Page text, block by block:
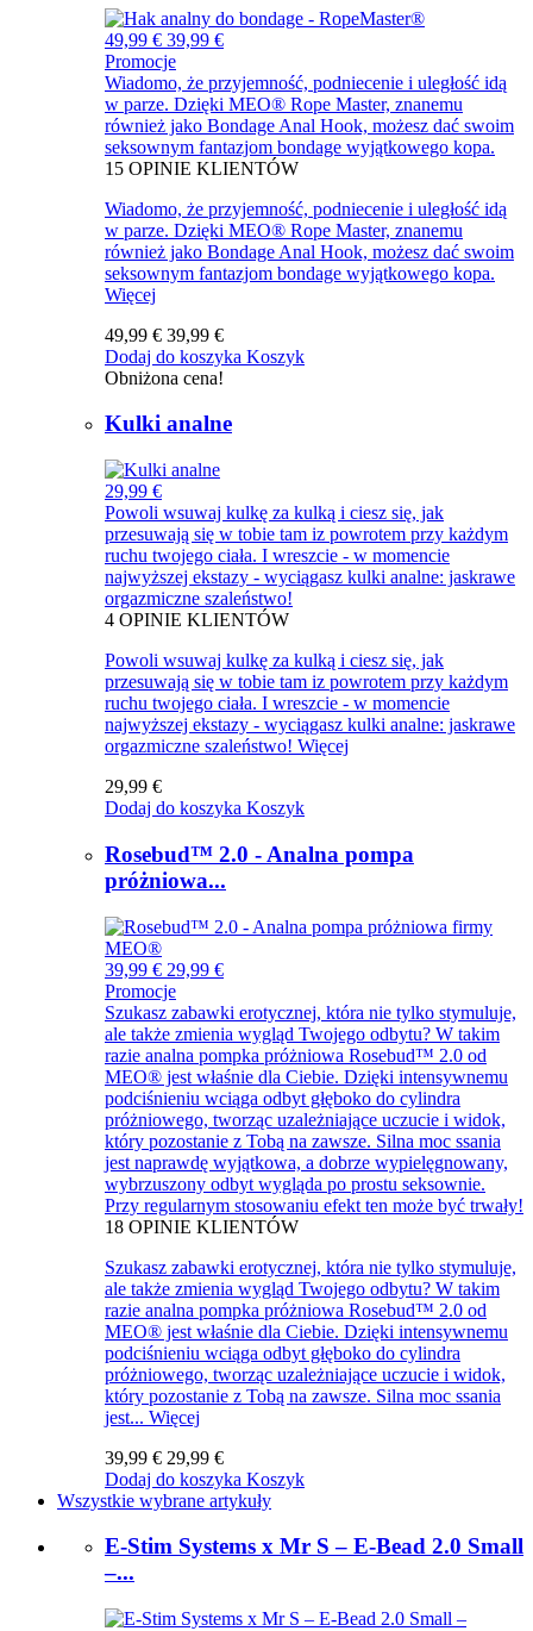
49,99 € 39,99 €
Promocje
Wiadomo, że przyjemność, podniecenie i uległość idą
w parze. Dzięki MEO® Rope Master, znanemu
również jako Bondage Anal Hook, możesz dać swoim
seksownym fantazjom bondage wyjątkowego kopa.
15 OPINIE KLIENTÓW
Wiadomo, że przyjemność, podniecenie i uległość idą
w parze. Dzięki MEO® Rope Master, znanemu
również jako Bondage Anal Hook, możesz dać swoim
seksownym fantazjom bondage wyjątkowego kopa.
Więcej
49,99 € 39,99 €
Dodaj do koszyka Koszyk
Obniżona cena!
Kulki analne
29,99 €
Powoli wsuwaj kulkę za kulką i ciesz się, jak
przesuwają się w tobie tam iz powrotem przy każdym
ruchu twojego ciała. I wreszcie - w momencie
najwyższej ekstazy - wyciągasz kulki analne: jaskrawe
orgazmiczne szaleństwo!
4 OPINIE KLIENTÓW
Powoli wsuwaj kulkę za kulką i ciesz się, jak
przesuwają się w tobie tam iz powrotem przy każdym
ruchu twojego ciała. I wreszcie - w momencie
najwyższej ekstazy - wyciągasz kulki analne: jaskrawe
orgazmiczne szaleństwo! Więcej
29,99 €
Dodaj do koszyka Koszyk
Rosebud™ 2.0 - Analna pompa
próżniowa...
39,99 € 29,99 €
Promocje
Szukasz zabawki erotycznej, która nie tylko stymuluje,
ale także zmienia wygląd Twojego odbytu? W takim
razie analna pompka próżniowa Rosebud™ 2.0 od
MEO® jest właśnie dla Ciebie. Dzięki intensywnemu
podciśnieniu wciąga odbyt głęboko do cylindra
próżniowego, tworząc uzależniające uczucie i widok,
który pozostanie z Tobą na zawsze. Silna moc ssania
jest naprawdę wyjątkowa, a dobrze wypielęgnowany,
wybrzuszony odbyt wygląda po prostu seksownie.
Przy regularnym stosowaniu efekt ten może być trwały!
18 OPINIE KLIENTÓW
Szukasz zabawki erotycznej, która nie tylko stymuluje,
ale także zmienia wygląd Twojego odbytu? W takim
razie analna pompka próżniowa Rosebud™ 2.0 od
MEO® jest właśnie dla Ciebie. Dzięki intensywnemu
podciśnieniu wciąga odbyt głęboko do cylindra
próżniowego, tworząc uzależniające uczucie i widok,
który pozostanie z Tobą na zawsze. Silna moc ssania
jest... Więcej
39,99 € 29,99 €
Dodaj do koszyka Koszyk
Wszystkie wybrane artykuły
E-Stim Systems x Mr S – E-Bead 2.0 Small
–...